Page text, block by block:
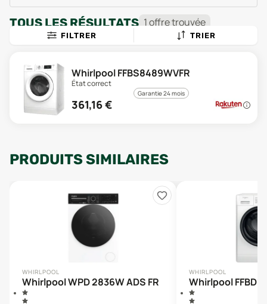
TOUS LES RÉSULTATS 1offretrouvée
FILTRER TRIER
Whirlpool FFBS8489WVFR
État correct
Garantie 24 mois
361,16€
PRODUITS SIMILAIRES
WHIRLPOOL
Whirlpool WPD 2836W ADS FR
WHIRLPOOL
Whirlpool